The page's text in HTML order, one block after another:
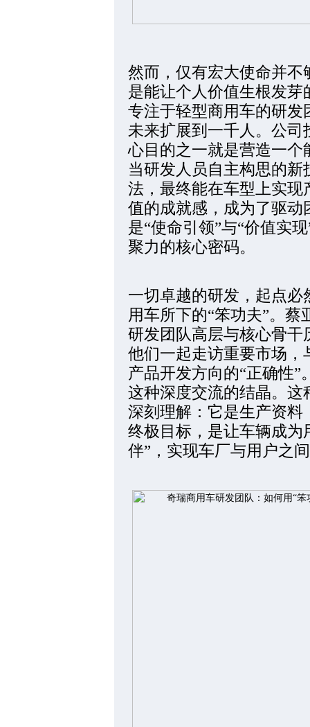
然而，仅有宏大使命并
是能让个人价值生根发芽
专注于轻型商用车的研
未来扩展到一千人。公
心目的之一就是营造一
当研发人员自主构思的
法，最终能在车型上实
值的成就感，成为了驱
是“使命引领”与“价值实
聚力的核心密码。
一切卓越的研发，起点
用车所下的“笨功夫”。
研发团队高层与核心骨干
他们一起走访重要市场
产品开发方向的“正确性
这种深度交流的结晶。
深刻理解：它是生产资
终极目标，是让车辆成为
伴”，实现车厂与用户之